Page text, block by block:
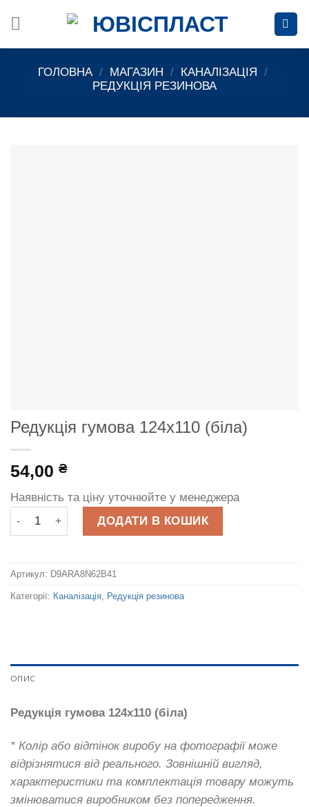
ГОЛОВНА / МАГАЗИН / КАНАЛІЗАЦІЯ /
РЕДУКЦІЯ РЕЗИНОВА
Редукція гумова 124х110 (біла)
54,00 ₴
Наявність та ціну уточнюйте у менеджера
Редукція гумова 124х110 (біла) кількість
ДОДАТИ В КОШИК
Артикул: D9ARA8N62B41
Категорії: Каналізація Редукція резинова
ОПИС
Редукція гумова 124х110 (біла)
* Колір або відтінок виробу на фотографії може
відрізнятися від реального. Зовнішній вигляд,
характеристики та комплектація товару можуть
змінюватися виробником без попередження.